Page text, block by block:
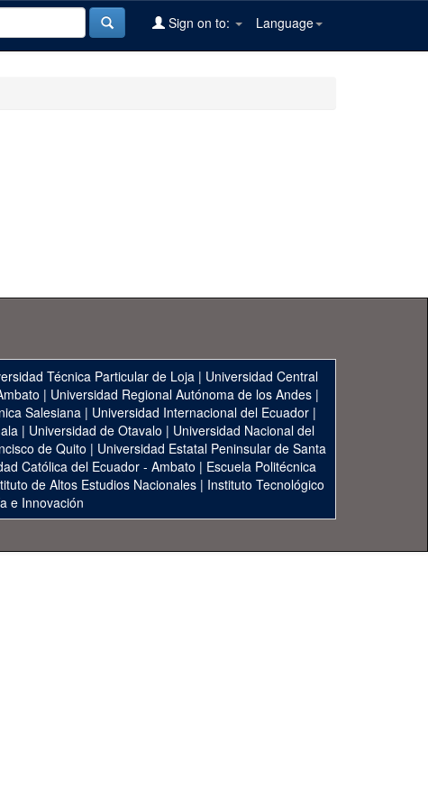
Language
Sign on to:
Técnica Particular de Loja | Universidad Central
| Universidad Regional Autónoma de los Andes|
Salesiana| Universidad Internacional del Ecuador|
| Universidad de Otavalo | Universidad Nacional del
de Quito | Universidad Estatal Peninsular de Santa
Católica del Ecuador - Ambato | Escuela Politécnica
de Altos Estudios Nacionales | Instituto Tecnológico
e Innovación